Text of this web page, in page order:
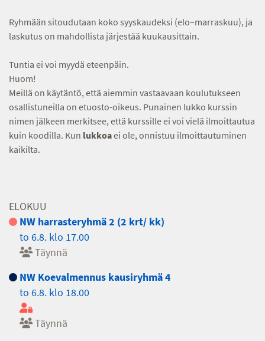
Ryhmään sitoudutaan koko syyskaudeksi (elo–marraskuu), ja
laskutus on mahdollista järjestää kuukausittain.
Tuntia ei voi myydä eteenpäin.
Huom!
Meillä on käytäntö, että aiemmin vastaavaan koulutukseen
osallistuneilla on etuosto-oikeus. Punainen lukko kurssin
nimen jälkeen merkitsee, että kurssille ei voi vielä ilmoittautua
kuin koodilla. Kun lukkoaei ole, onnistuu ilmoittautuminen
kaikilta.
ELOKUU
NW harrasteryhmä 2 (2 krt/ kk)
to 6.8. klo 17.00
Täynnä
NW Koevalmennus kausiryhmä 4
to 6.8. klo 18.00
Täynnä